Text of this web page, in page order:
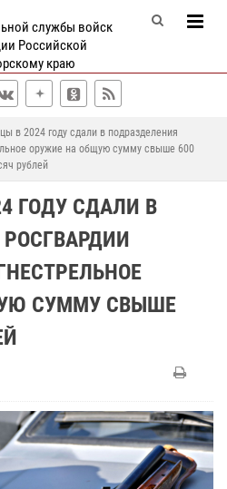
службы войск
Российской
краю
в 2024 году сдали в подразделения
оружие на общую сумму свыше 600
рублей
ГОДУ СДАЛИ В
СУММУ СВЫШЕ